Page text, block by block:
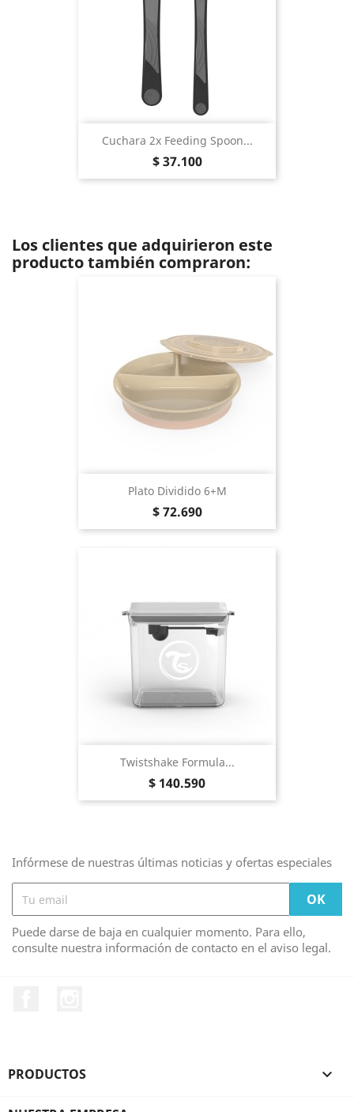
Cuchara 2x Feeding Spoon...
Precio
$ 37.100
Los clientes que adquirieron este
producto también compraron:
Plato Dividido 6+m
Precio
$ 72.690
Twistshake Formula...
Precio
$ 140.590
Infórmese de nuestras últimas noticias y ofertas especiales
Puede darse de baja en cualquier momento. Para ello,
consulte nuestra información de contacto en el aviso legal.
PRODUCTOS 